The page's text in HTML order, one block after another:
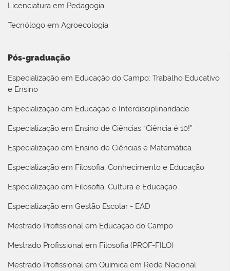
Licenciatura em Pedagogia
Tecnólogo em Agroecologia
Pós-graduação
Especialização em Educação do Campo: Trabalho Educativo
e Ensino
Especialização em Educação e Interdisciplinaridade
Especialização em Ensino de Ciências “Ciência é 10!”
Especialização em Ensino de Ciências e Matemática
Especialização em Filosofia, Conhecimento e Educação
Especialização em Filosofia, Cultura e Educação
Especialização em Gestão Escolar - EAD
Mestrado Profissional em Educação do Campo
Mestrado Profissional em Filosofia (PROF-FILO)
Mestrado Profissional em Química em Rede Nacional